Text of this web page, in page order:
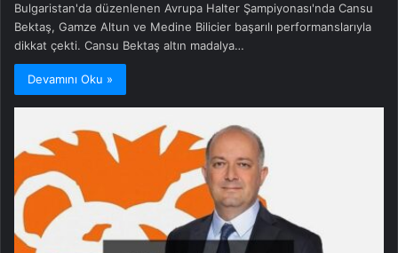
Bulgaristan'da düzenlenen Avrupa Halter Şampiyonası'nda Cansu
Bektaş, Gamze Altun ve Medine Bilicier başarılı performanslarıyla
dikkat çekti. Cansu Bektaş altın madalya…
Devamını Oku »